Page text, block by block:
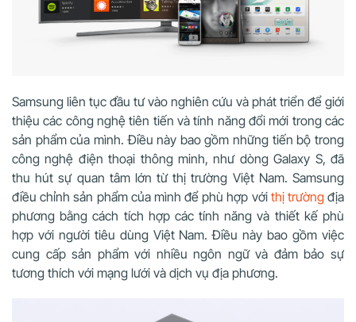
Samsung liên tục đầu tư vào nghiên cứu và phát triển để giới
thiệu các công nghệ tiên tiến và tính năng đổi mới trong các
sản phẩm của mình. Điều này bao gồm những tiến bộ trong
công nghệ điện thoại thông minh, như dòng Galaxy S, đã
thu hút sự quan tâm lớn từ thị trường Việt Nam. Samsung
điều chỉnh sản phẩm của mình để phù hợp với thị trườngđịa
phương bằng cách tích hợp các tính năng và thiết kế phù
hợp với người tiêu dùng Việt Nam. Điều này bao gồm việc
cung cấp sản phẩm với nhiều ngôn ngữ và đảm bảo sự
tương thích với mạng lưới và dịch vụ địa phương.